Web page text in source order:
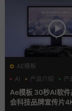
AE模板
AI
产品介绍 产
Ae模板 30秒AI软
会科技品牌宣传片